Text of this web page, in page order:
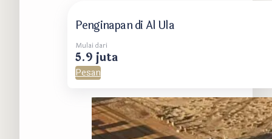
Penginapan di Al Ula
Mulai dari
5.9 juta
Pesan